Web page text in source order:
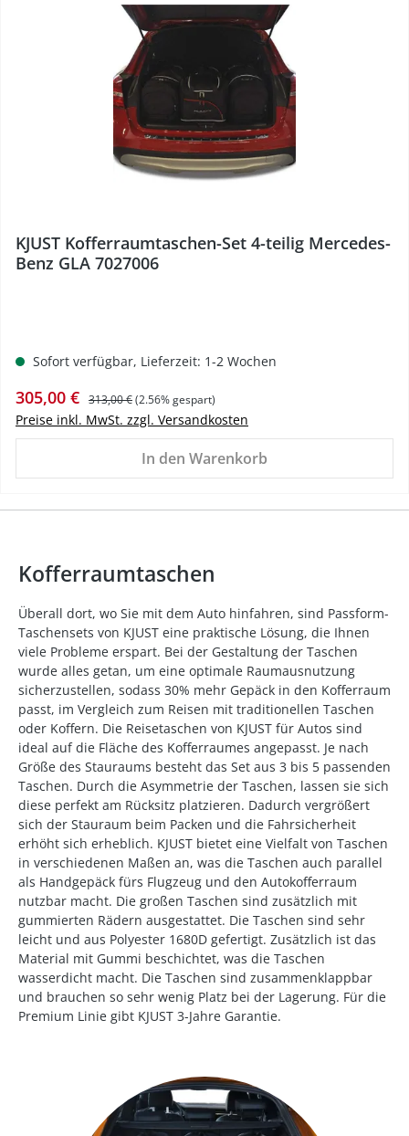
KJUST Kofferraumtaschen-Set 4-teilig Mercedes-
Benz GLA 7027006
Sofort verfügbar, Lieferzeit: 1-2 Wochen
Verkaufspreis:
305,00 € Regulärer Preis:
313,00 €(2.56% gespart)
Preise inkl. MwSt. zzgl. Versandkosten
In den Warenkorb
Kofferraumtaschen
Überall dort, wo Sie mit dem Auto hinfahren, sind Passform-
Taschensets von KJUST eine praktische Lösung, die Ihnen
viele Probleme erspart. Bei der Gestaltung der Taschen
wurde alles getan, um eine optimale Raumausnutzung
sicherzustellen, sodass 30% mehr Gepäck in den Kofferraum
passt, im Vergleich zum Reisen mit traditionellen Taschen
oder Koffern. Die Reisetaschen von KJUST für Autos sind
ideal auf die Fläche des Kofferraumes angepasst. Je nach
Größe des Stauraums besteht das Set aus 3 bis 5 passenden
Taschen. Durch die Asymmetrie der Taschen, lassen sie sich
diese perfekt am Rücksitz platzieren. Dadurch vergrößert
sich der Stauraum beim Packen und die Fahrsicherheit
erhöht sich erheblich. KJUST bietet eine Vielfalt von Taschen
in verschiedenen Maßen an, was die Taschen auch parallel
als Handgepäck fürs Flugzeug und den Autokofferraum
nutzbar macht. Die großen Taschen sind zusätzlich mit
gummierten Rädern ausgestattet. Die Taschen sind sehr
leicht und aus Polyester 1680D gefertigt. Zusätzlich ist das
Material mit Gummi beschichtet, was die Taschen
wasserdicht macht. Die Taschen sind zusammenklappbar
und brauchen so sehr wenig Platz bei der Lagerung. Für die
Premium Linie gibt KJUST 3-Jahre Garantie.